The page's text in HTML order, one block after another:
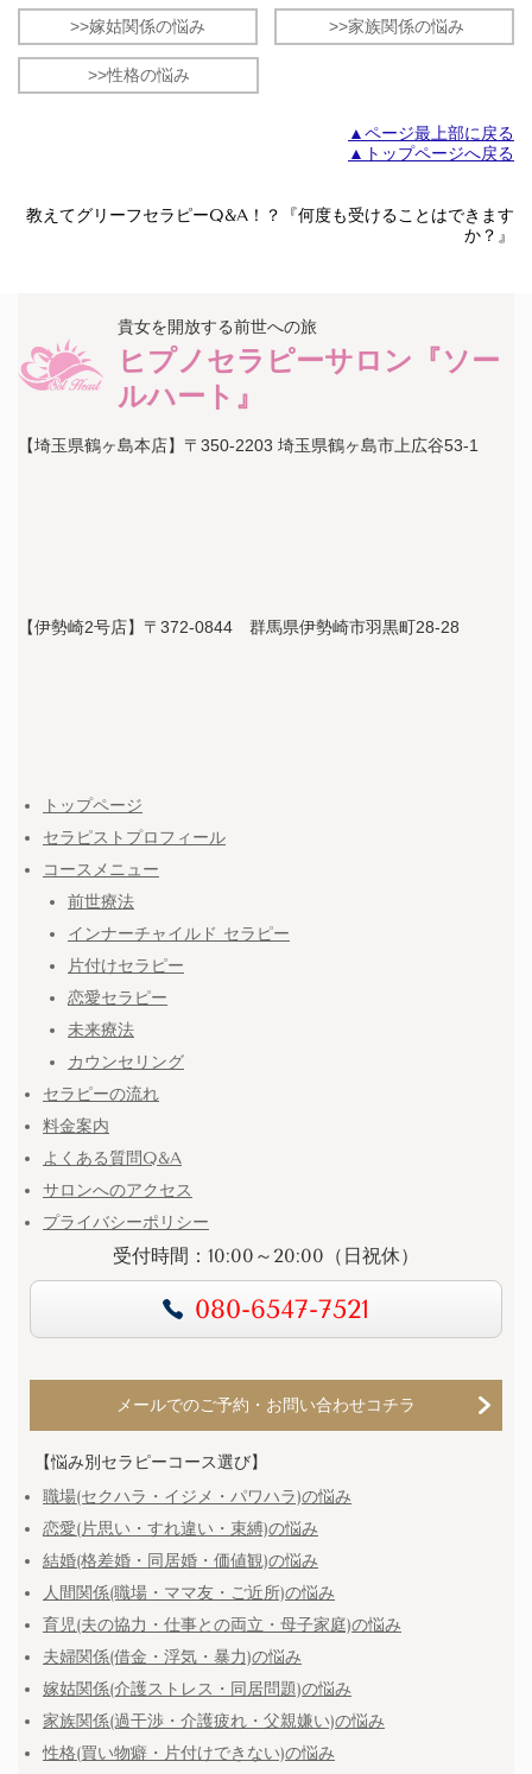
>>嫁姑関係の悩み >>家族関係の悩み
>>性格の悩み
▲ページ最上部に戻る
▲トップページへ戻る
教えてグリーフセラピーQ&A！？『何度も受けることはできます
か？』
貴女を開放する前世への旅
ヒプノセラピーサロン『ソー
ルハート』
【埼玉県鶴ヶ島本店】〒350-2203 埼玉県鶴ヶ島市上広谷53-1
【伊勢崎2号店】〒372-0844 群馬県伊勢崎市羽黒町28-28
トップページ
セラピストプロフィール
コースメニュー
前世療法
インナーチャイルド セラピー
片付けセラピー
恋愛セラピー
未来療法
カウンセリング
セラピーの流れ
料金案内
よくある質問Q&A
サロンへのアクセス
プライバシーポリシー
受付時間：10:00～20:00（日祝休）
080-6547-7521
メールでのご予約・お問い合わせコチラ
【悩み別セラピーコース選び】
職場(セクハラ・イジメ・パワハラ)の悩み
恋愛(片思い・すれ違い・束縛)の悩み
結婚(格差婚・同居婚・価値観)の悩み
人間関係(職場・ママ友・ご近所)の悩み
育児(夫の協力・仕事との両立・母子家庭)の悩み
夫婦関係(借金・浮気・暴力)の悩み
嫁姑関係(介護ストレス・同居問題)の悩み
家族関係(過干渉・介護疲れ・父親嫌い)の悩み
性格(買い物癖・片付けできない)の悩み